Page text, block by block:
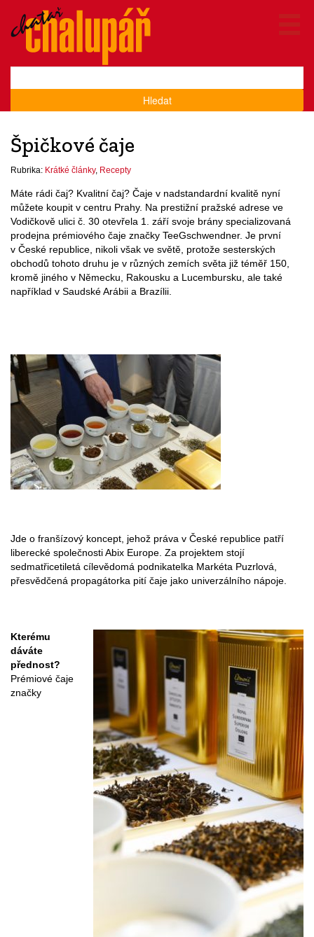
Hledat
Špičkové čaje
Rubrika: Krátké články, Recepty
Máte rádi čaj? Kvalitní čaj? Čaje v nadstandardní kvalitě nyní
můžete koupit v centru Prahy. Na prestižní pražské adrese ve
Vodičkově ulici č. 30 otevřela 1. září svoje brány specializovaná
prodejna prémiového čaje značky TeeGschwendner. Je první
v České republice, nikoli však ve světě, protože sesterských
obchodů tohoto druhu je v různých zemích světa již téměř 150,
kromě jiného v Německu, Rakousku a Lucembursku, ale také
například v Saudské Arábii a Brazílii.
Jde o franšízový koncept, jehož práva v České republice patří
liberecké společnosti Abix Europe. Za projektem stojí
sedmatřicetiletá cílevědomá podnikatelka Markéta Puzrlová,
přesvědčená propagátorka pití čaje jako univerzálního nápoje.
Kterému
dáváte
přednost?
Prémiové čaje
značky